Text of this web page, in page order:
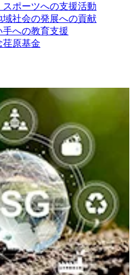
ポーツへの支援活動
域社会の発展への貢献
手への教育支援
荏原基金